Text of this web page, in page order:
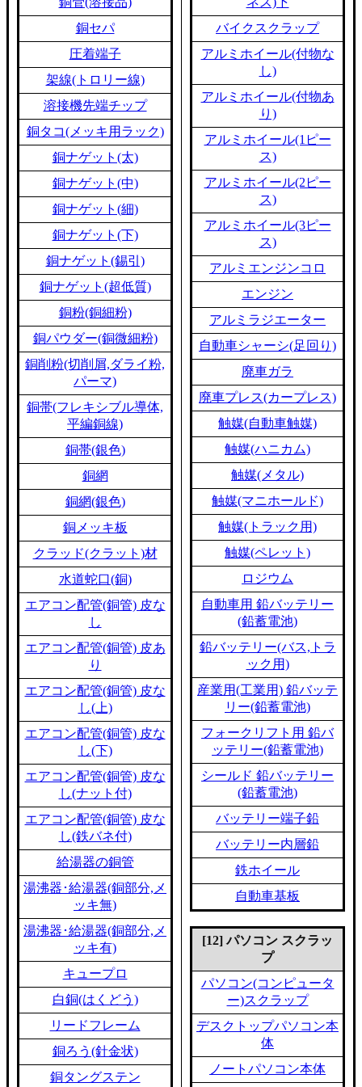
銅セパ
圧着端子
架線(トロリー線)
溶接機先端チップ
銅タコ(メッキ用ラック)
銅ナゲット(太)
銅ナゲット(中)
銅ナゲット(細)
銅ナゲット(下)
銅ナゲット(錫引)
銅ナゲット(超低質)
銅粉(銅細粉)
銅パウダー(銅微細粉)
銅削粉(切削屑,ダライ粉,
パーマ)
銅帯(フレキシブル導体,
平編銅線)
銅帯(銀色)
銅網
銅網(銀色)
銅メッキ板
クラッド(クラット)材
水道蛇口(銅)
エアコン配管(銅管) 皮な
し
エアコン配管(銅管) 皮あ
り
エアコン配管(銅管) 皮な
し(上)
エアコン配管(銅管) 皮な
し(下)
エアコン配管(銅管) 皮な
し(ナット付)
エアコン配管(銅管) 皮な
し(鉄バネ付)
給湯器の銅管
湯沸器･給湯器(銅部分,メ
ッキ無)
湯沸器･給湯器(銅部分,メ
ッキ有)
キュープロ
白銅(はくどう)
リードフレーム
銅ろう(針金状)
銅タングステン
バイクスクラップ
アルミホイール(付物な
し)
アルミホイール(付物あ
り)
アルミホイール(1ピー
ス)
アルミホイール(2ピー
ス)
アルミホイール(3ピー
ス)
アルミエンジンコロ
エンジン
アルミラジエーター
自動車シャーシ(足回り)
廃車ガラ
廃車プレス(カープレス)
触媒(自動車触媒)
触媒(ハニカム)
触媒(メタル)
触媒(マニホールド)
触媒(トラック用)
触媒(ペレット)
ロジウム
自動車用 鉛バッテリー
(鉛蓄電池)
鉛バッテリー(バス,トラ
ック用)
産業用(工業用) 鉛バッテ
リー(鉛蓄電池)
フォークリフト用 鉛バ
ッテリー(鉛蓄電池)
シールド 鉛バッテリー
(鉛蓄電池)
バッテリー端子鉛
バッテリー内層鉛
鉄ホイール
自動車基板
[12] パソコン スクラッ
プ
パソコン(コンピュータ
ー)スクラップ
デスクトップパソコン本
体
ノートパソコン本体